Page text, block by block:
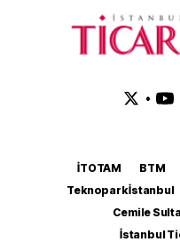
•
İTOTAM BTM
Teknopark İstanbul
Cemile
İstanbul